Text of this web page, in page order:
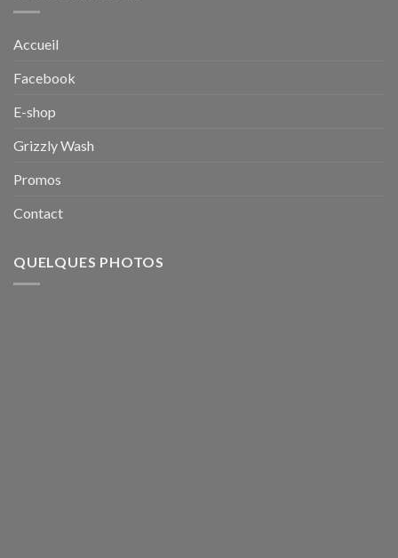
Accueil
Facebook
E-shop
Grizzly Wash
Promos
Contact
QUELQUES PHOTOS